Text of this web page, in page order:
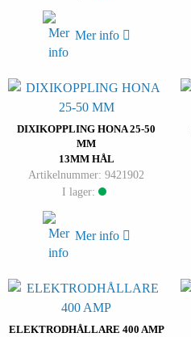
Mer info
DIXIKOPPLING HONA 25-50
MM
13MM HÅL
Artikelnummer: 9421902
I lager:
Mer info
ELEKTRODHÅLLARE 400 AMP